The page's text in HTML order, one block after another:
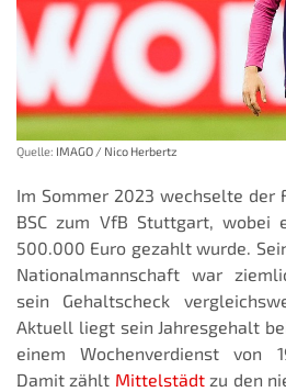
Quelle: IMAGO / Nico Herbertz
Im Sommer 2023 wechselte der
BSC zum VfB Stuttgart, wobei
500.000 Euro gezahlt wurde.
Nationalmannschaft war
sein Gehaltscheck
Aktuell liegt sein Jahresgehalt
einem Wochenverdienst von
Damit zählt Mittelstädtzu den